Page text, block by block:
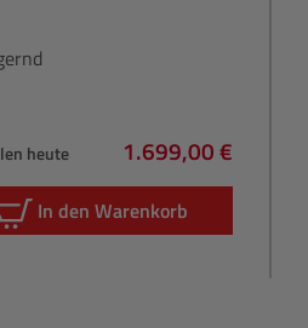
heute
Regulärer Preis:
1.699,00 €
In den Warenkorb